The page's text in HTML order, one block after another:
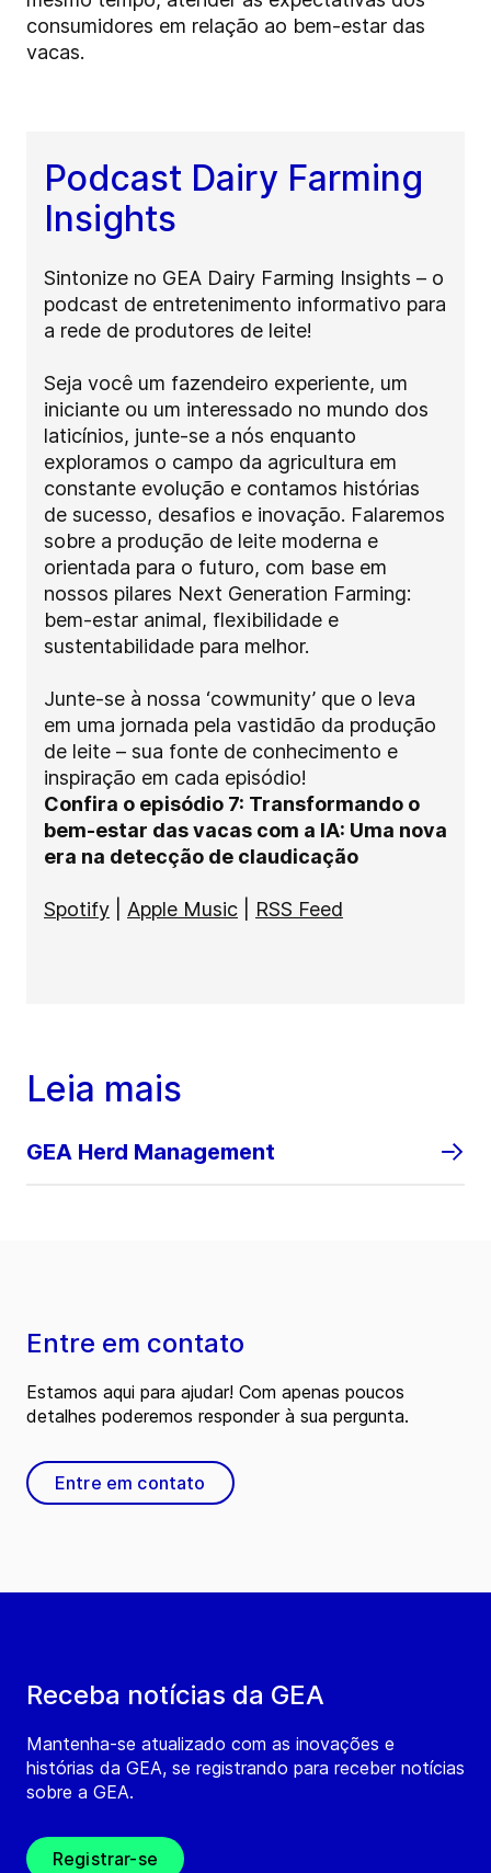
consumidores em relação ao bem-estar das
vacas.
Podcast Dairy Farming
Insights
Sintonize no GEA Dairy Farming Insights – o
podcast de entretenimento informativo para
a rede de produtores de leite!
Seja você um fazendeiro experiente, um
iniciante ou um interessado no mundo dos
laticínios, junte-se a nós enquanto
exploramos o campo da agricultura em
constante evolução e contamos histórias
de sucesso, desafios e inovação. Falaremos
sobre a produção de leite moderna e
orientada para o futuro, com base em
nossos pilares Next Generation Farming:
bem-estar animal, flexibilidade e
sustentabilidade para melhor.
Junte-se à nossa ‘cowmunity’ que o leva
em uma jornada pela vastidão da produção
de leite – sua fonte de conhecimento e
inspiração em cada episódio!
Confira o episódio 7: Transformando o
bem-estar das vacas com a IA: Uma nova
era na detecção de claudicação
Spotify Apple Music RSS Feed
Leia mais
GEA Herd Management
Receba notícias da GEA
Mantenha-se atualizado com as inovações e
histórias da GEA, se registrando para receber notícias
sobre a GEA.
Registrar-se
Entre em contato
Estamos aqui para ajudar! Com apenas poucos
detalhes poderemos responder à sua pergunta.
Entre em contato